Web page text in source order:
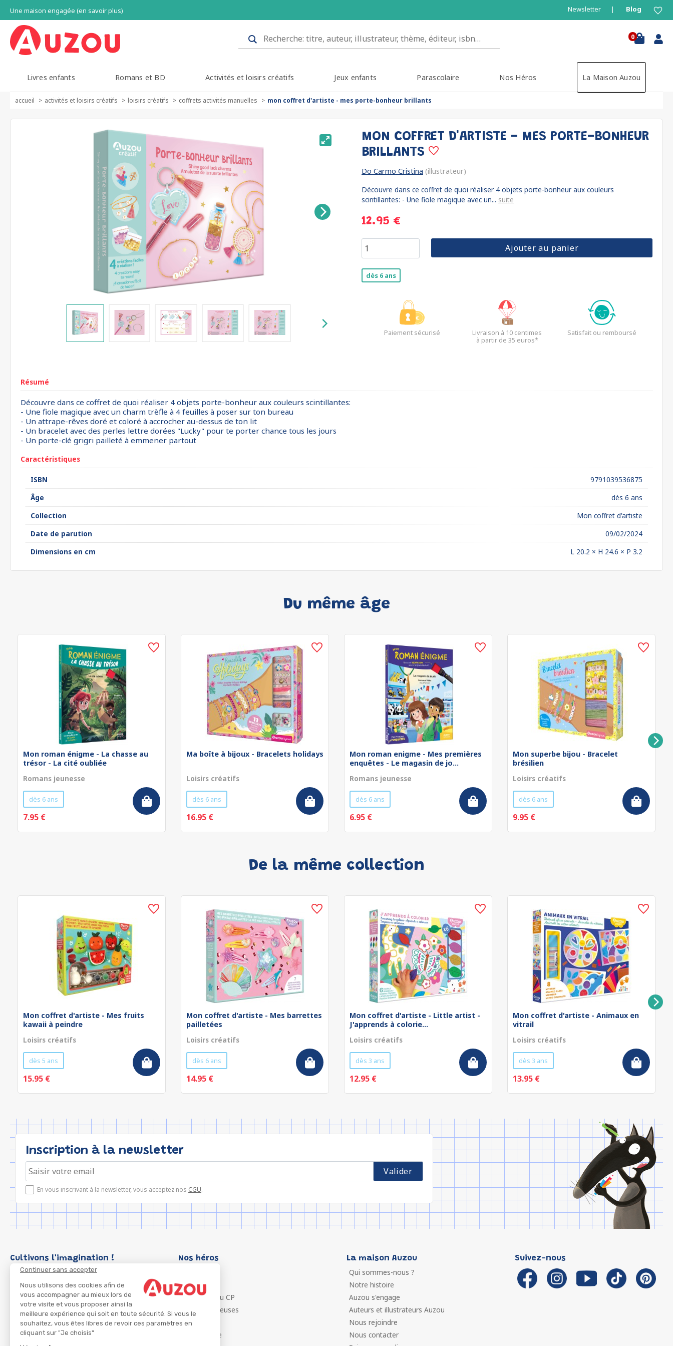
Continuer sans accepter
Nous utilisons des cookies afin de
vous accompagner au mieux lors de
votre visite et vous proposer ainsi la
meilleure expérience qui soit en toute sécurité. Si vous le
souhaitez, vous êtes libres de revoir ces paramètres en
cliquant sur "Je choisis"
Une maison engagée (en savoir plus) Newsletter Blog
0
Livres enfants Romans et BD Activités et loisirs créatifs Jeux enfants Parascolaire Nos Héros La Maison Auzou
accueil activités et loisirs créatifs loisirs créatifs coffrets activités manuelles mon coffret d'artiste - mes porte-bonheur brillants
MON COFFRET D'ARTISTE - MES PORTE-BONHEUR
BRILLANTS
Do Carmo Cristina (illustrateur)
Découvre dans ce coffret de quoi réaliser 4 objets porte-bonheur aux couleurs
scintillantes: - Une fiole magique avec un... suite
12.95 €
Ajouter au panier
dès 6 ans
Paiement sécurisé
Livraison à 10 centimes
à partir de 35 euros*
Satisfait ou remboursé
Résumé
Découvre dans ce coffret de quoi réaliser 4 objets porte-bonheur aux couleurs scintillantes:
- Une fiole magique avec un charm trèfle à 4 feuilles à poser sur ton bureau
- Un attrape-rêves doré et coloré à accrocher au-dessus de ton lit
- Un bracelet avec des perles lettre dorées "Lucky" pour te porter chance tous les jours
- Un porte-clé grigri pailleté à emmener partout
Caractéristiques
ISBN
9791039536875
Âge
dès 6 ans
Collection
Mon coffret d'artiste
Date de parution
09/02/2024
Dimensions en cm
L 20.2 × H 24.6 × P 3.2
Du même âge
Mon roman énigme - La chasse au
trésor - La cité oubliée
Romans jeunesse
dès 6 ans
7.95 €
Ma boîte à bijoux - Bracelets holidays
Loisirs créatifs
dès 6 ans
16.95 €
Mon roman enigme - Mes premières
enquêtes - Le magasin de jo...
Romans jeunesse
dès 6 ans
6.95 €
Mon superbe bijou - Bracelet
brésilien
Loisirs créatifs
dès 6 ans
9.95 €
De la même collection
Mon coffret d'artiste - Mes fruits
kawaii à peindre
Loisirs créatifs
dès 5 ans
15.95 €
Mon coffret d'artiste - Mes barrettes
pailletées
Loisirs créatifs
dès 6 ans
14.95 €
Mon coffret d'artiste - Little artist -
J'apprends à colorie...
Loisirs créatifs
dès 3 ans
12.95 €
Mon coffret d'artiste - Animaux en
vitrail
Loisirs créatifs
dès 3 ans
13.95 €
Inscription à la newsletter
En vous inscrivant à la newsletter, vous acceptez nos CGU.
Cultivons l'imagination ! Nos héros
P'tit Loup
Les Héros du CP
Les Influenceuses
Migali
Petite Taupe
La maison Auzou
Qui sommes-nous ?
Notre histoire
Auzou s'engage
Auteurs et illustrateurs Auzou
Nous rejoindre
Nous contacter
Suivez-nous